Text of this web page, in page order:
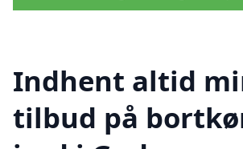
Indhent altid
tilbud på